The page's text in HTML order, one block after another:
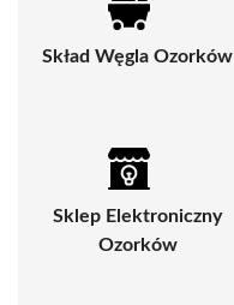
Skład Węgla Ozorków
Sklep Elektroniczny
Ozorków